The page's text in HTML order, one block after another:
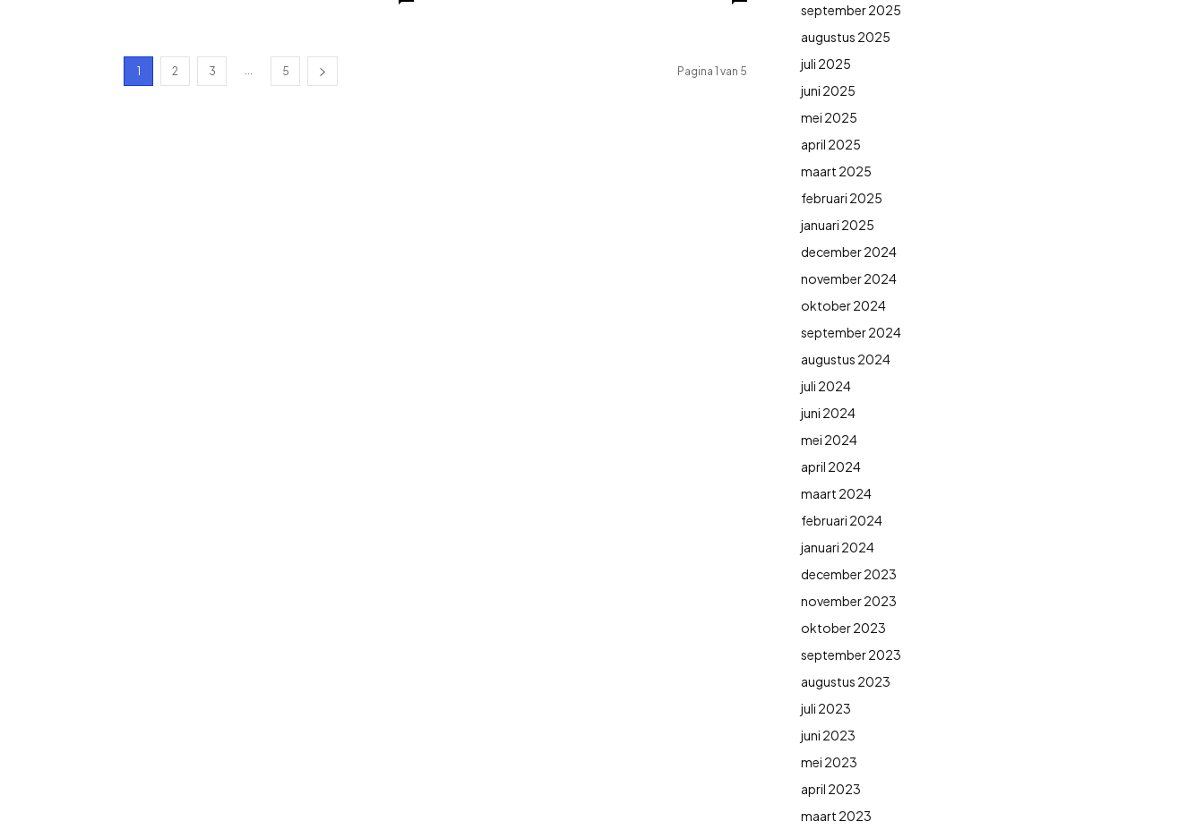
1 2 3 5 Pagina 1 van 5
september 2025
augustus 2025
juli 2025
juni 2025
mei 2025
april 2025
maart 2025
februari 2025
januari 2025
december 2024
november 2024
oktober 2024
september 2024
augustus 2024
juli 2024
juni 2024
mei 2024
april 2024
maart 2024
februari 2024
januari 2024
december 2023
november 2023
oktober 2023
september 2023
augustus 2023
juli 2023
juni 2023
mei 2023
april 2023
maart 2023